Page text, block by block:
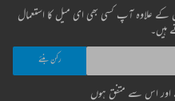
کے علاوہ آپ کسی بھی ای میل کا استعمال
ہیں۔
اور اس سے متفق ہوں